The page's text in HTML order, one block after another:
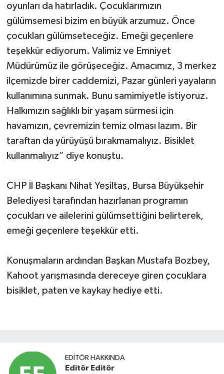
oyunları da hatırladık. Çocuklarımızın
gülümsemesi bizim en büyük arzumuz. Önce
çocukları gülümseteceğiz. Emeği geçenlere
teşekkür ediyorum. Valimiz ve Emniyet
Müdürümüz ile görüşeceğiz. Amacımız, 3 merkez
ilçemizde birer caddemizi, Pazar günleri yayaların
kullanımına sunmak. Bunu samimiyetle istiyoruz.
Halkımızın sağlıklı bir yaşam sürmesi için
havamızın, çevremizin temiz olması lazım. Bir
taraftan da yürüyüşü bırakmamalıyız. Bisiklet
kullanmalıyız” diye konuştu.
CHP İl Başkanı Nihat Yeşiltaş, Bursa Büyükşehir
Belediyesi tarafından hazırlanan programın
çocukları ve ailelerini gülümsettiğini belirterek,
emeği geçenlere teşekkür etti.
Konuşmaların ardından Başkan Mustafa Bozbey,
Kahoot yarışmasında dereceye giren çocuklara
bisiklet, paten ve kaykay hediye etti.
EDITÖR HAKKINDA
Editör Editör